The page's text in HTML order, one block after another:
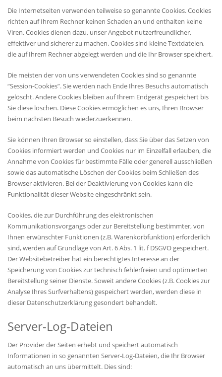
Die Internetseiten verwenden teilweise so genannte Cookies. Cookies
richten auf Ihrem Rechner keinen Schaden an und enthalten keine
Viren. Cookies dienen dazu, unser Angebot nutzerfreundlicher,
effektiver und sicherer zu machen. Cookies sind kleine Textdateien,
die auf Ihrem Rechner abgelegt werden und die Ihr Browser speichert.
Die meisten der von uns verwendeten Cookies sind so genannte
“Session-Cookies”. Sie werden nach Ende Ihres Besuchs automatisch
gelöscht. Andere Cookies bleiben auf Ihrem Endgerät gespeichert bis
Sie diese löschen. Diese Cookies ermöglichen es uns, Ihren Browser
beim nächsten Besuch wiederzuerkennen.
Sie können Ihren Browser so einstellen, dass Sie über das Setzen von
Cookies informiert werden und Cookies nur im Einzelfall erlauben, die
Annahme von Cookies für bestimmte Fälle oder generell ausschließen
sowie das automatische Löschen der Cookies beim Schließen des
Browser aktivieren. Bei der Deaktivierung von Cookies kann die
Funktionalität dieser Website eingeschränkt sein.
Cookies, die zur Durchführung des elektronischen
Kommunikationsvorgangs oder zur Bereitstellung bestimmter, von
Ihnen erwünschter Funktionen (z.B. Warenkorbfunktion) erforderlich
sind, werden auf Grundlage von Art. 6 Abs. 1 lit. f DSGVO gespeichert.
Der Websitebetreiber hat ein berechtigtes Interesse an der
Speicherung von Cookies zur technisch fehlerfreien und optimierten
Bereitstellung seiner Dienste. Soweit andere Cookies (z.B. Cookies zur
Analyse Ihres Surfverhaltens) gespeichert werden, werden diese in
dieser Datenschutzerklärung gesondert behandelt.
Server-Log-Dateien
Der Provider der Seiten erhebt und speichert automatisch
Informationen in so genannten Server-Log-Dateien, die Ihr Browser
automatisch an uns übermittelt. Dies sind: